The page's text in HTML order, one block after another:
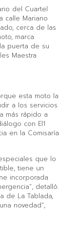
del Cuartel
calle Mariano
cerca de las
marca
puerta de su
Maestra
esta moto la
a los servicios
más rápido a
con El1
en la Comisaría
que lo
tiene un
incorporada
detalló.
de La Tablada,
novedad”,